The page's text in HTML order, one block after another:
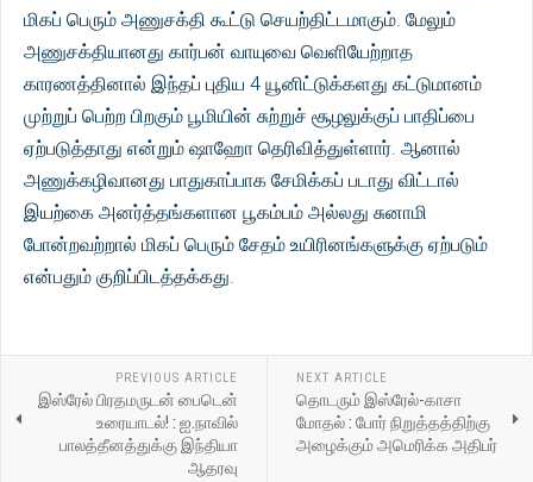
மிகப் பெரும் அணுசக்தி கூட்டு செயற்திட்டமாகும். மேலும்
அணுசக்தியானது கார்பன் வாயுவை வெளியேற்றாத
காரணத்தினால் இந்தப் புதிய 4 யூனிட்டுக்களது கட்டுமானம்
முற்றுப் பெற்ற பிறகும் பூமியின் சுற்றுச் சூழலுக்குப் பாதிப்பை
ஏற்படுத்தாது என்றும் ஷாஹோ தெரிவித்துள்ளார். ஆனால்
அணுக்கழிவானது பாதுகாப்பாக சேமிக்கப் படாது விட்டால்
இயற்கை அனர்த்தங்களான பூகம்பம் அல்லது சுனாமி
போன்றவற்றால் மிகப் பெரும் சேதம் உயிரினங்களுக்கு ஏற்படும்
என்பதும் குறிப்பிடத்தக்கது.
PREVIOUS ARTICLE
இஸ்ரேல் பிரதமருடன் பைடென்
உரையாடல்! : ஐ.நாவில்
பாலத்தீனத்துக்கு இந்தியா
ஆதரவு
NEXT ARTICLE
தொடரும் இஸ்ரேல்-காசா
மோதல் : போர் நிறுத்தத்திற்கு
அழைக்கும் அமெரிக்க அதிபர்